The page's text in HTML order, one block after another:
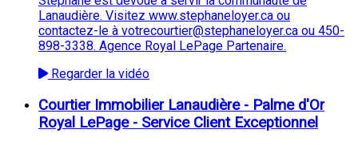
Lanaudière. Visitez www.stephaneloyer.ca ou
contactez-le à votrecourtier@stephaneloyer.ca ou 450-
898-3338. Agence Royal LePage Partenaire.
Regarder la vidéo
Courtier Immobilier Lanaudière - Palme d'Or
Royal LePage - Service Client Exceptionnel